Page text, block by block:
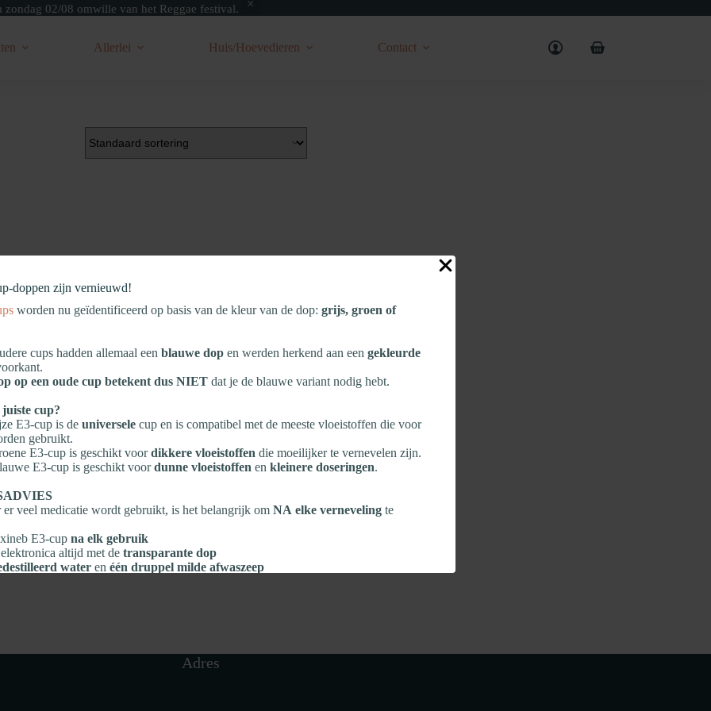
02/08 omwille van het Reggae festival.
zijn vernieuwd!
worden nu geïdentificeerd op basis van de kleur van de dop: grijs, groen of
cups hadden allemaal een blauwe dop en werden herkend aan een gekleurde
op een oude cup betekent dus NIET dat je de blauwe variant nodig hebt.
cup?
E3‑cup is de universele cup en is compatibel met de meeste vloeistoffen die voor
gebruikt.
E3‑cup is geschikt voordikkere vloeistoffen die moeilijker te vernevelen zijn.
E3‑cup is geschikt voordunne vloeistoffen en kleinere doseringen.
er veel medicatie wordt gebruikt, is het belangrijk om NA elke verneveling te
E3‑cup na elk gebruik
altijd met de transparante dop
water en één druppel milde afwaszeep
Allerlei Huis/Hoevedieren Contact
Shopping
Adres